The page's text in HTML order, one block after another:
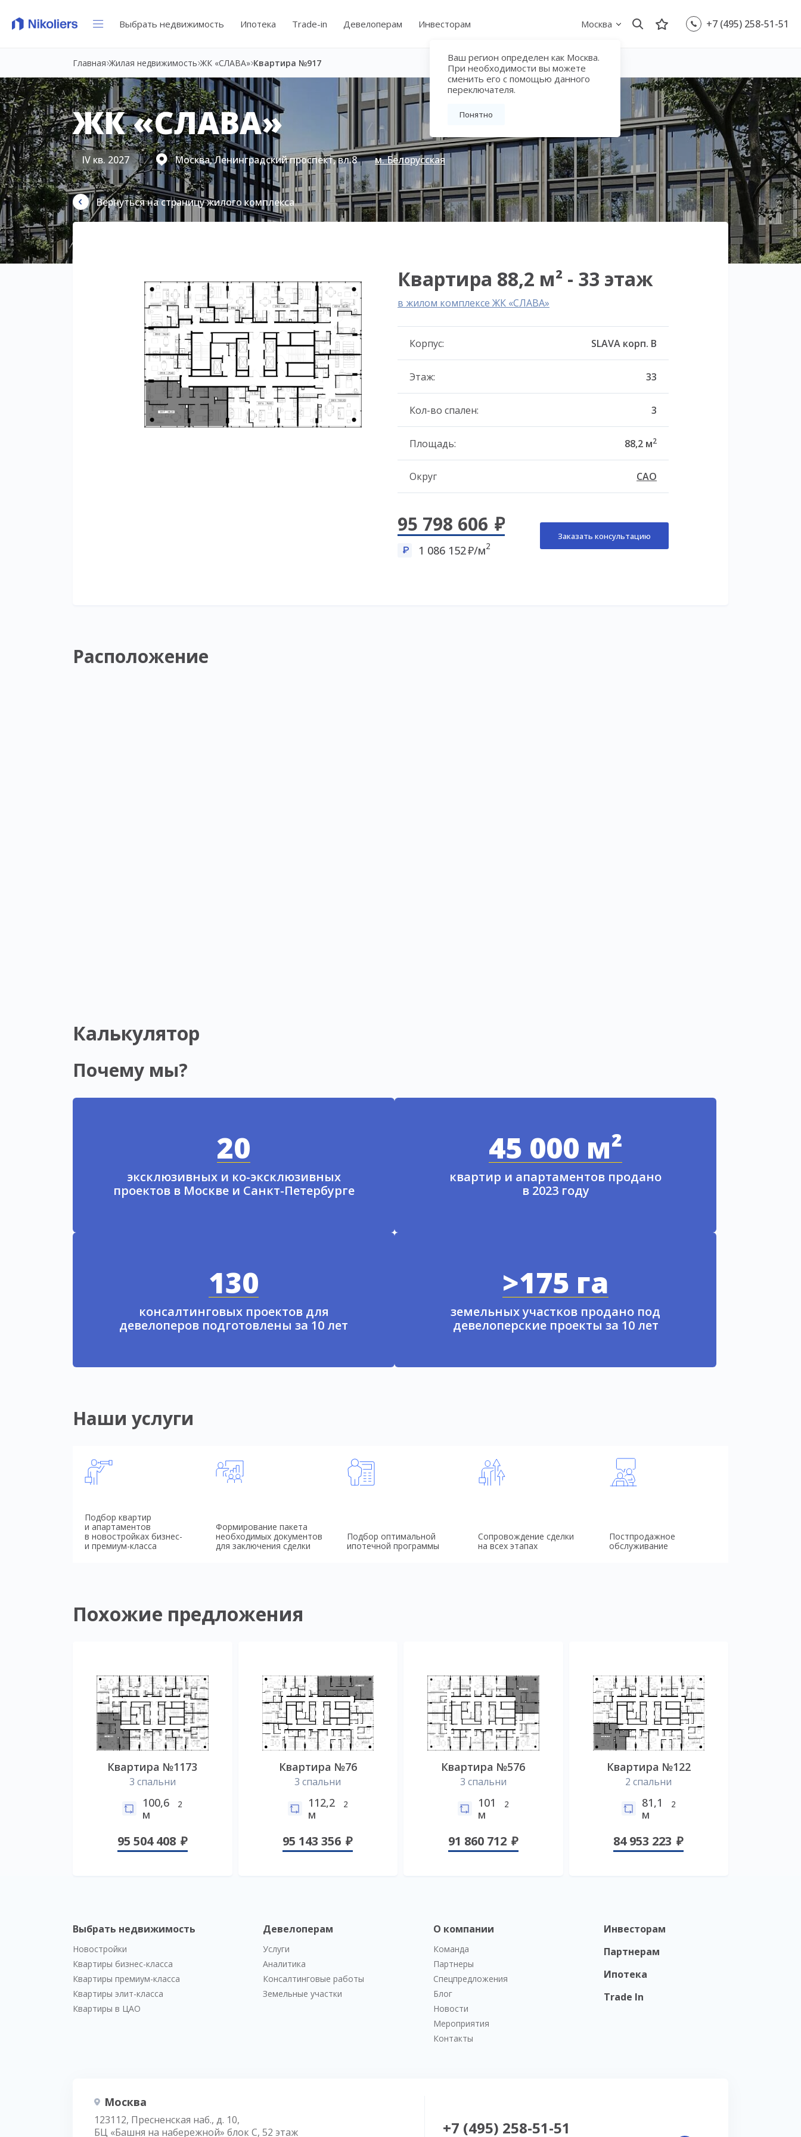
Выбрать недвижимость Ипотека Trade-in Девелоперам Инвесторам Москва
Ваш регион определен как Москва.
При необходимости вы можете
сменить его с помощью данного
переключателя.
Понятно
+7 (495) 258-51-51
Главная Жилая недвижимость ЖК «СЛАВА» Квартира №917
ЖК «СЛАВА»
IV кв. 2027 Москва, Ленинградский проспект, вл.8 м. Белорусская
Вернуться на страницу жилого комплекса
Квартира 88,2 м² - 33 этаж
в жилом комплексе ЖК «СЛАВА»
Корпус: SLAVA корп. В
Этаж: 33
Кол-во спален: 3
Площадь: 88,2 м2
Округ САО
95 798 606
1 086 152 /м2
Заказать консультацию
Расположение
Калькулятор
Почему мы?
20
эксклюзивных и ко-эксклюзивных
проектов в Москве и Санкт-Петербурге
45 000 м²
квартир и апартаментов продано
в 2023 году
130
консалтинговых проектов для
девелоперов подготовлены за 10 лет
>175 га
земельных участков продано под
девелоперские проекты за 10 лет
Наши услуги
Подбор квартир
и апартаментов
в новостройках бизнес-
и премиум-класса
Формирование пакета
необходимых документов
для заключения сделки
Подбор оптимальной
ипотечной программы
Сопровождение сделки
на всех этапах
Постпродажное
обслуживание
Похожие предложения
Квартира №1173
3 спальни
100,6
м
2
95 504 408
Квартира №76
3 спальни
112,2
м
2
95 143 356
Квартира №576
3 спальни
101
м
2
91 860 712
Квартира №122
2 спальни
81,1
м
2
84 953 223
Выбрать недвижимость
Новостройки
Квартиры бизнес-класса
Квартиры премиум-класса
Квартиры элит-класса
Квартиры в ЦАО
Девелоперам
Услуги
Аналитика
Консалтинговые работы
Земельные участки
О компании
Команда
Партнеры
Спецпредложения
Блог
Новости
Мероприятия
Контакты
Инвесторам
Партнерам
Ипотека
Trade In
Москва
123112, Пресненская наб., д. 10,
БЦ «Башня на набережной» блок С, 52 этаж
+7 (495) 258-51-51